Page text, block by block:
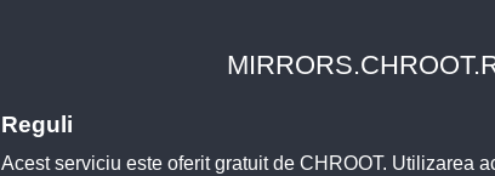
Reguli
Acest serviciu este oferit gratuit de CHROOT. Utilizarea